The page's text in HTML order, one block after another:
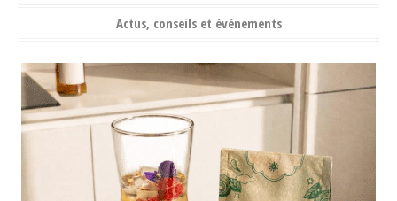
Actus, conseils et événements